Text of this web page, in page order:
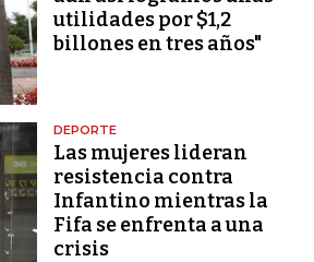
utilidades por $1,2
billones en tres años"
DEPORTE
Las mujeres lideran
resistencia contra
Infantino mientras la
Fifa se enfrenta a una
crisis